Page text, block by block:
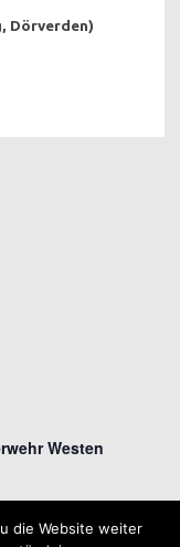
Dörverden)
Westen
die Website weiter